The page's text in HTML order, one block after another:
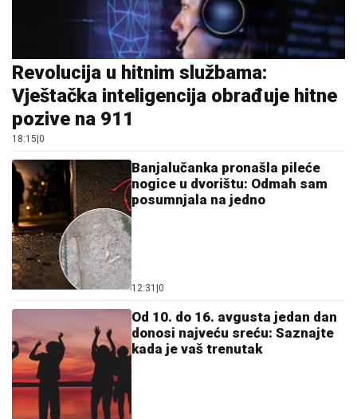
Revolucija u hitnim službama:
Vještačka inteligencija obrađuje hitne
pozive na 911
18:15 0
Banjalučanka pronašla pileće
nogice u dvorištu: Odmah sam
posumnjala na jedno
12:31 0
Od 10. do 16. avgusta jedan dan
donosi najveću sreću: Saznajte
kada je vaš trenutak